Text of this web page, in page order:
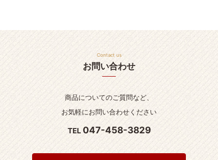
Contact us
お問い合わせ
商品についてのご質問など、
お気軽にお問い合わせください
TEL 047-458-3829